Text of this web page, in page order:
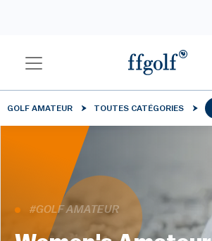
GOLF AMATEUR TOUTES CATÉGORIES
#GOLF AMATEUR